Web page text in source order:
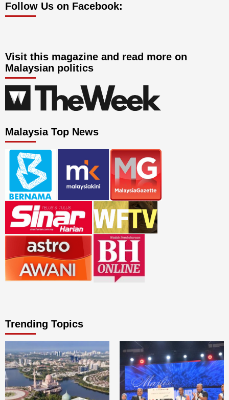
Follow Us on Facebook:
Visit this magazine and read more on
Malaysian politics
Malaysia Top News
Trending Topics